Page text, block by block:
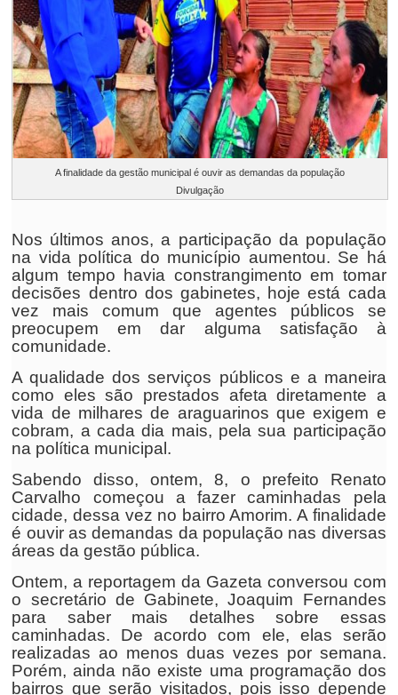
A finalidade da gestão municipal é ouvir as demandas da população
Divulgação
Nos últimos anos, a participação da população
na vida política do município aumentou. Se há
algum tempo havia constrangimento em tomar
decisões dentro dos gabinetes, hoje está cada
vez mais comum que agentes públicos se
preocupem em dar alguma satisfação à
comunidade.
A qualidade dos serviços públicos e a maneira
como eles são prestados afeta diretamente a
vida de milhares de araguarinos que exigem e
cobram, a cada dia mais, pela sua participação
na política municipal.
Sabendo disso, ontem, 8, o prefeito Renato
Carvalho começou a fazer caminhadas pela
cidade, dessa vez no bairro Amorim. A finalidade
é ouvir as demandas da população nas diversas
áreas da gestão pública.
Ontem, a reportagem da Gazeta conversou com
o secretário de Gabinete, Joaquim Fernandes
para saber mais detalhes sobre essas
caminhadas. De acordo com ele, elas serão
realizadas ao menos duas vezes por semana.
Porém, ainda não existe uma programação dos
bairros que serão visitados, pois isso depende